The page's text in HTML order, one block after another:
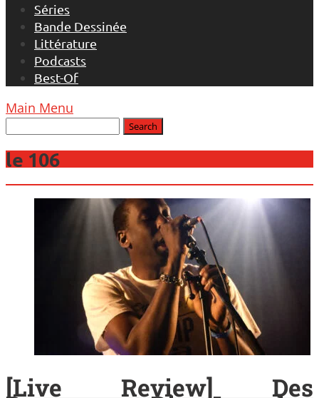
Séries
Bande Dessinée
Littérature
Podcasts
Best-Of
Main Menu
le 106
[Live Review] Des